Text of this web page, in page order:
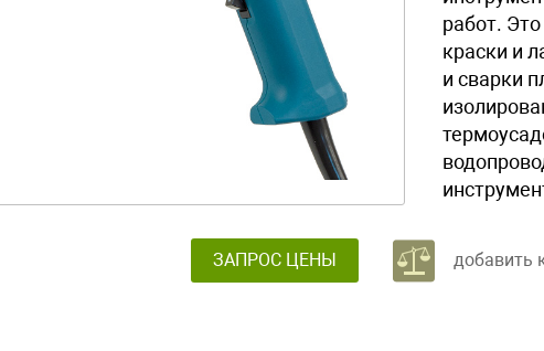
работ.
краски и
и сварки
добавить
ЗАПРОС ЦЕНЫ